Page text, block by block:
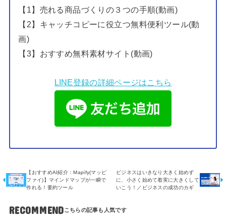
【1】売れる商品づくりの３つの手順(動画)
【2】キャッチコピーに役立つ無料便利ツール(動
画)
【3】おすすめ無料素材サイト(動画)
LINE登録の詳細ページはこちら
【おすすめAI紹介：Mapify(マッピ
ファイ)】マインドマップが一瞬で
作れる！要約ツール
ビジネスはいきなり大きく始めず
に、小さく始めて着実に大きくして
いこう！／ビジネスの成功のカギ
RECOMMEND